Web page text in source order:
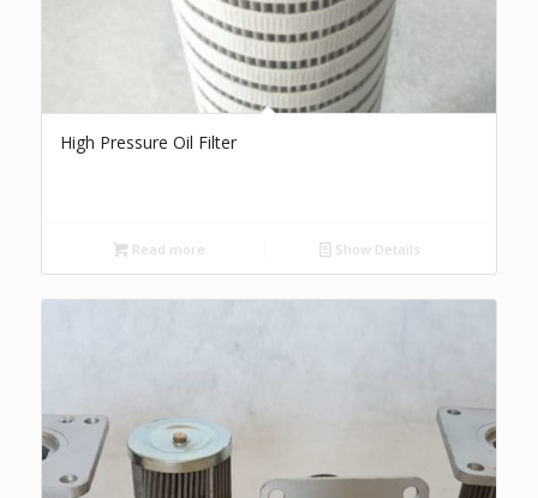
High Pressure Oil Filter
Read more Show Details